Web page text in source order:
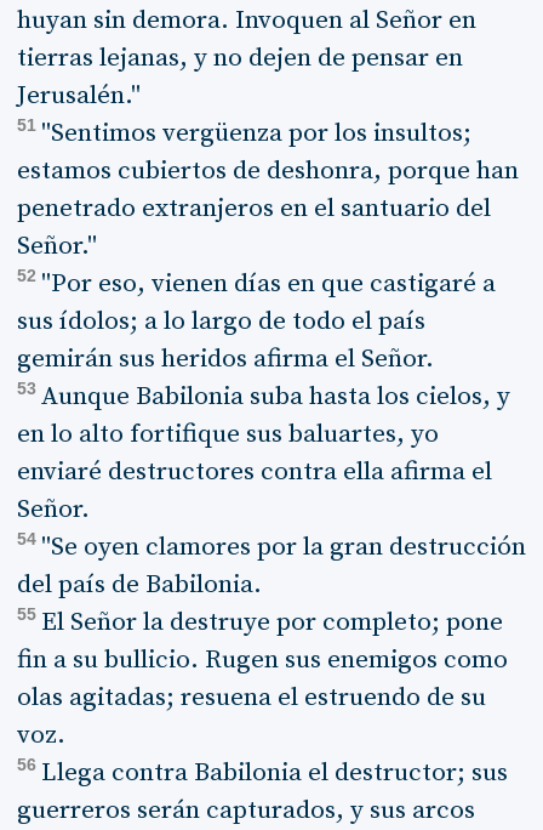
huyan sin demora. Invoquen al Señor en
tierras lejanas, y no dejen de pensar en
Jerusalén."
51 "Sentimos vergüenza por los insultos;
estamos cubiertos de deshonra, porque han
penetrado extranjeros en el santuario del
Señor."
52 "Por eso, vienen días en que castigaré a
sus ídolos; a lo largo de todo el país
gemirán sus heridos afirma el Señor.
53 Aunque Babilonia suba hasta los cielos, y
en lo alto fortifique sus baluartes, yo
enviaré destructores contra ella afirma el
Señor.
54 "Se oyen clamores por la gran destrucción
del país de Babilonia.
55 El Señor la destruye por completo; pone
fin a su bullicio. Rugen sus enemigos como
olas agitadas; resuena el estruendo de su
voz.
56 Llega contra Babilonia el destructor; sus
guerreros serán capturados, y sus arcos